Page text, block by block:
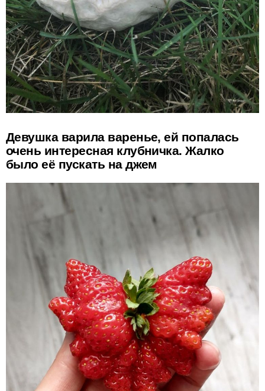
Девушка варила варенье, ей попалась
очень интересная клубничка. Жалко
было её пускать на джем